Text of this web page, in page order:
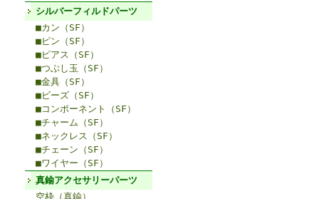
シルバーフィルドパーツ
■カン（SF）
■ピン（SF）
■ピアス（SF）
■つぶし玉（SF）
■金具（SF）
■ビーズ（SF）
■コンポーネント（SF）
■チャーム（SF）
■ネックレス（SF）
■チェーン（SF）
■ワイヤー（SF）
真鍮アクセサリーパーツ
空枠（真鍮）